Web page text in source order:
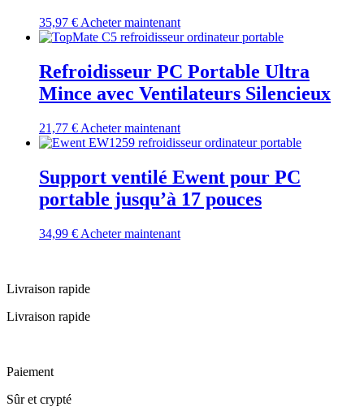
35,97 € Acheter maintenant
Refroidisseur PC Portable Ultra
Mince avec Ventilateurs Silencieux
21,77 € Acheter maintenant
Support ventilé Ewent pour PC
portable jusqu’à 17 pouces
34,99 € Acheter maintenant
Livraison rapide
Livraison rapide
Paiement
Sûr et crypté